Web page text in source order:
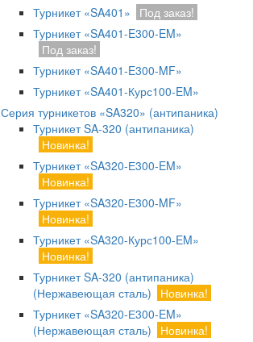
Турникет «SA401»
Под заказ!
Турникет «SA401-E300-EM»
Под заказ!
Турникет «SA401-E300-MF»
Турникет «SA401-Курс100-EM»
Серия турникетов «SA320» (антипаника)
Турникет SA-320 (антипаника)
Новинка!
Турникет «SA320-Е300-EM»
Новинка!
Турникет «SA320-Е300-MF»
Новинка!
Турникет «SA320-Курс100-EM»
Новинка!
Турникет SA-320 (антипаника)
(Нержавеющая сталь)
Новинка!
Турникет «SA320-Е300-EM»
(Нержавеющая сталь)
Новинка!